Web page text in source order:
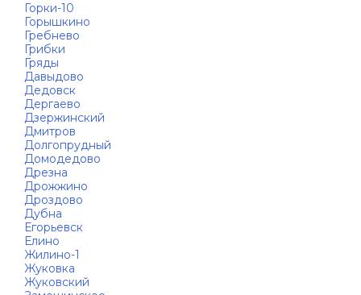
Горки-10
Горышкино
Гребнево
Грибки
Гряды
Давыдово
Дедовск
Дергаево
Дзержинский
Дмитров
Долгопрудный
Домодедово
Дрезна
Дрожжино
Дроздово
Дубна
Егорьевск
Елино
Жилино-1
Жуковка
Жуковский